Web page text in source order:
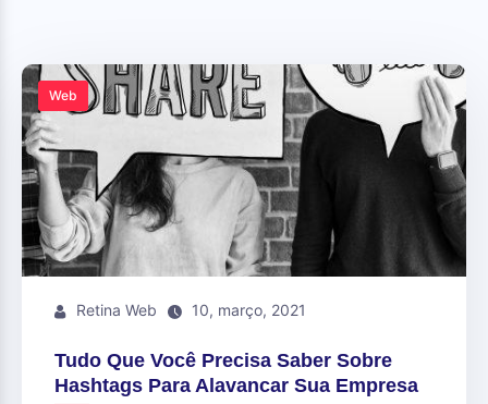
Web
Retina Web 10, março, 2021
Tudo Que Você Precisa Saber Sobre
Hashtags Para Alavancar Sua Empresa